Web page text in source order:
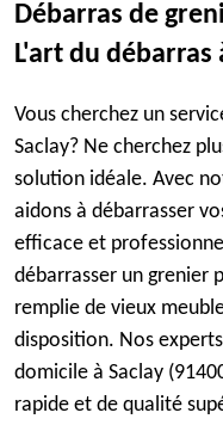
Débarras de
L'art du débarras
Vous cherchez un
Saclay? Ne cherchez
solution idéale. Avec
aidons à débarrasser
efficace et
débarrasser un grenier
remplie de vieux
disposition. Nos
domicile à Saclay
rapide et de qualité